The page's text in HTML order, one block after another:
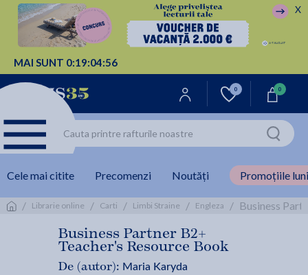
MAI SUNT 0:19:04:55
X
0 0
Cele mai citite Precomenzi Noutăți Promoțiile
/ Librarie online / Carti / Limbi Straine / Engleza / Business
Business Partner B2+
Teacher's Resource Book
De (autor): Maria Karyda